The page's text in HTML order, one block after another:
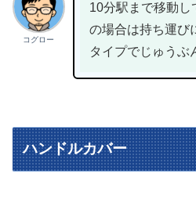
コグロー
10分駅まで移動し
の場合は持ち運び
タイプでじゅうぶ
ハンドルカバー